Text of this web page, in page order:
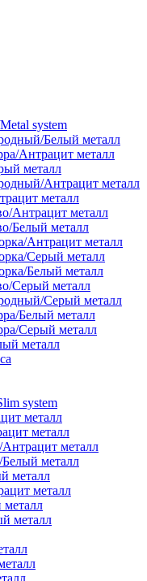
system
Белый металл
Антрацит металл
металл
Антрацит металл
металл
Антрацит металл
Белый металл
Антрацит металл
Серый металл
Белый металл
Серый металл
Серый металл
Белый металл
Серый металл
металл
system
металл
металл
металл
металл
металл
металл
металл